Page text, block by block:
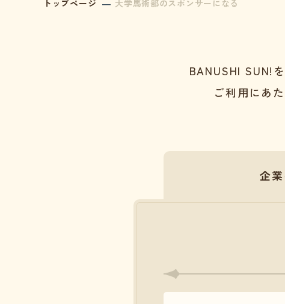
トップページ 大学馬術部のスポンサーになる
BANUSHI SUN!
ご利用にあ
企